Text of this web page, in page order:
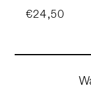
Price
€24,50